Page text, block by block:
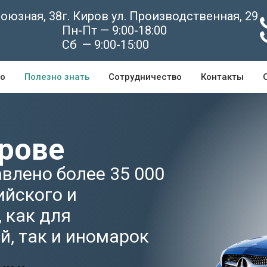
38г. Киров ул. Производственная, 29
Пн-Пт — 9:00-18:00
Сб — 9:00-15:00
Полезно знать Сотрудничество Контакты
более 35 000
и
как для
так и иномарок